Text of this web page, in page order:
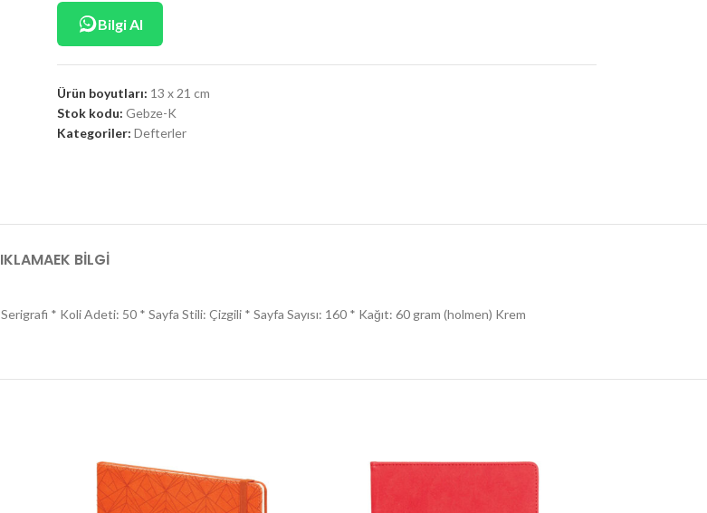
Bilgi Al
Ürün boyutları: 13 x 21 cm
Stok kodu: Gebze-K
Kategoriler: Defterler
EK BILGI
* Koli Adeti: 50 * Sayfa Stili: Çizgili * Sayfa Sayısı: 160 * Kağıt: 60 gram (holmen) Krem